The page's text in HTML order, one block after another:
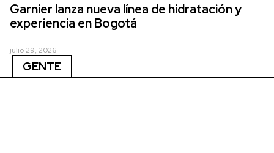
Garnier lanza nueva línea de hidratación y
experiencia en Bogotá
julio 29, 2026
GENTE